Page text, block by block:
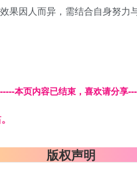
果因人而异，需结合自身努
本页内容已结束，喜欢请分享
版权声明